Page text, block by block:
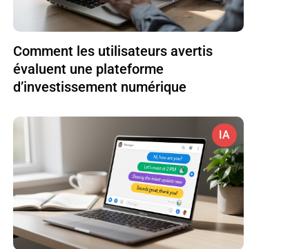
Comment les utilisateurs avertis
évaluent une plateforme
d’investissement numérique
IA